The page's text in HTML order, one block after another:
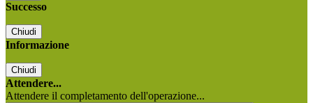
Successo
Chiudi
Informazione
Chiudi
Attendere...
Attendere il completamento dell'operazione...